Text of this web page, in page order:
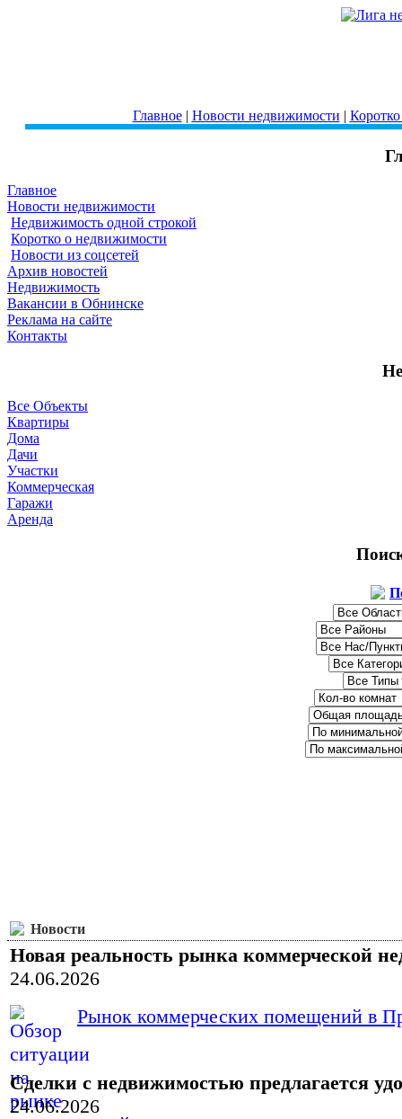
Главное| Новости недвижимости |
Главное
Новости недвижимости
Недвижимость одной строкой
Коротко о недвижимости
Новости из соцсетей
Архив новостей
Недвижимость
Вакансии в Обнинске
Реклама на сайте
Контакты
Все Объекты
Квартиры
Дома
Дачи
Участки
Коммерческая
Гаражи
Аренда
Новости
Новая реальность рынка коммерческой
24.06.2026
Рынок коммерческих помещений в
Сделки с недвижимостью предлагается
24.06.2026